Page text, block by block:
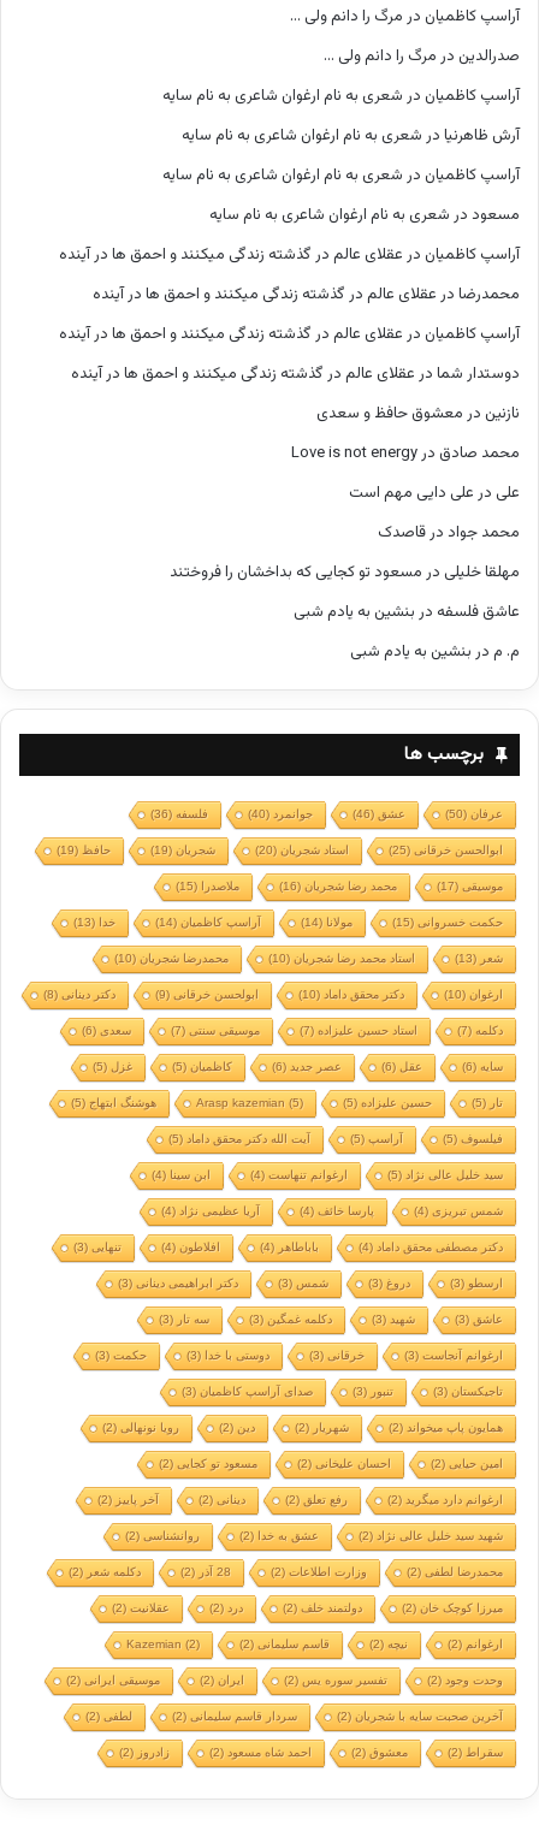
آراسپ کاظمیان در مرگ را دانم ولی …
صدرالدین در مرگ را دانم ولی …
آراسپ کاظمیان در شعری به نام ارغوان شاعری به نام سایه
آرش ظاهرنیا در شعری به نام ارغوان شاعری به نام سایه
آراسپ کاظمیان در شعری به نام ارغوان شاعری به نام سایه
مسعود در شعری به نام ارغوان شاعری به نام سایه
آراسپ کاظمیان در عقلای عالم در گذشته زندگی میکنند و احمق ها در آینده
محمدرضا در عقلای عالم در گذشته زندگی میکنند و احمق ها در آینده
آراسپ کاظمیان در عقلای عالم در گذشته زندگی میکنند و احمق ها در آینده
دوستدار شما در عقلای عالم در گذشته زندگی میکنند و احمق ها در آینده
نازنین در معشوق حافظ و سعدی
محمد صادق در Love is not energy
علی در علی دایی مهم است
محمد جواد در قاصدک
مهلقا خلیلی در مسعود تو کجایی که بداخشان را فروختند
عاشق فلسفه در بنشین به یادم شبی
م. م در بنشین به یادم شبی
برچسب ها
عرفان(50) عشق (46) جوانمرد (40) فلسفه(36)
ابوالحسن خرقانی(25) استاد شجریان(20) شجریان(19) حافظ (19)
موسیقی(17) محمد رضا شجریان(16) ملاصدرا (15)
حکمت خسروانی(15) مولانا (14) آراسپ کاظمیان(14) خدا (13)
شعر (13) استاد محمد رضا شجریان(10) محمدرضا شجریان(10)
ارغوان(10) دکتر محقق داماد (10) ابولحسن خرقانی(9) دکتر دینانی(8)
دکلمه(7) استاد حسین علیزاده(7) موسیقی سنتی(7) سعدی(6)
سایه(6) عقل (6) عصر جدید (6) کاظمیان(5) غزل (5)
تار (5) حسین علیزاده(5)
Arasp kazemian (5) هوشنگ ابتهاج(5)
فیلسوف(5) آراسپ(5) آیت الله دکتر محقق داماد (5)
سید خلیل عالی نژاد (5) ارغوانم تنهاست(4) ابن سینا (4)
شمس تبریزی(4) پارسا خائف(4) آریا عظیمی نژاد (4)
دکتر مصطفی محقق داماد (4) باباطاهر (4) افلاطون(4) تنهایی(3)
ارسطو (3) دروغ (3) شمس (3) دکتر ابراهیمی دینانی(3)
عاشق (3) شهید (3) دکلمه غمگین (3) سه تار (3)
ارغوانم آنجاست(3) خرقانی(3) دوستی با خدا (3) حکمت(3)
تاجیکستان(3) تنبور (3) صدای آراسپ کاظمیان(3)
همایون پاپ میخواند (2) شهریار (2) دین (2) رویا نونهالی(2)
امین حیایی(2) احسان علیخانی(2) مسعود تو کجایی(2)
ارغوانم دارد میگرید (2) رفع تعلق (2) دینانی(2) آخر پاییز (2)
شهید سید خلیل عالی نژاد (2) عشق به خدا (2) روانشناسی(2)
محمدرضا لطفی(2) وزارت اطلاعات(2) 28 آذر (2) دکلمه شعر (2)
میرزا کوچک خان(2) دولتمند خلف(2) درد (2) عقلانیت(2)
ارغوانم (2) نیچه(2) قاسم سلیمانی(2)
Kazemian (2)
وحدت وجود (2) تفسیر سوره یس (2) ایران(2) موسیقی ایرانی(2)
آخرین صحبت سایه با شجریان(2) سردار قاسم سلیمانی(2) لطفی(2)
سقراط (2) معشوق(2) احمد شاه مسعود (2) زادروز (2)